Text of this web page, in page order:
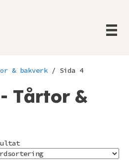
& bakverk/ Sida 4
Tårtor &